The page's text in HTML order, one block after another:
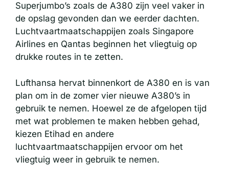
Superjumbo’s zoals de A380 zijn veel vaker in
de opslag gevonden dan we eerder dachten.
Luchtvaartmaatschappijen zoals Singapore
Airlines en Qantas beginnen het vliegtuig op
drukke routes in te zetten.
Lufthansa hervat binnenkort de A380 en is van
plan om in de zomer vier nieuwe A380’s in
gebruik te nemen. Hoewel ze de afgelopen tijd
met wat problemen te maken hebben gehad,
kiezen Etihad en andere
luchtvaartmaatschappijen ervoor om het
vliegtuig weer in gebruik te nemen.